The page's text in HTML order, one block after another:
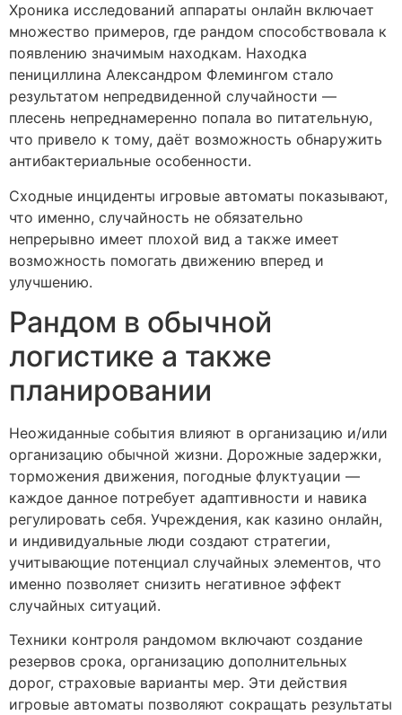
Хроника исследований аппараты онлайн включает
множество примеров, где рандом способствовала к
появлению значимым находкам. Находка
пенициллина Александром Флемингом стало
результатом непредвиденной случайности —
плесень непреднамеренно попала во питательную,
что привело к тому, даёт возможность обнаружить
антибактериальные особенности.
Сходные инциденты игровые автоматы показывают,
что именно, случайность не обязательно
непрерывно имеет плохой вид а также имеет
возможность помогать движению вперед и
улучшению.
Рандом в обычной
логистике а также
планировании
Неожиданные события влияют в организацию и/или
организацию обычной жизни. Дорожные задержки,
торможения движения, погодные флуктуации —
каждое данное потребует адаптивности и навика
регулировать себя. Учреждения, как казино онлайн,
и индивидуальные люди создают стратегии,
учитывающие потенциал случайных элементов, что
именно позволяет снизить негативное эффект
случайных ситуаций.
Техники контроля рандомом включают создание
резервов срока, организацию дополнительных
дорог, страховые варианты мер. Эти действия
игровые автоматы позволяют сокращать результаты